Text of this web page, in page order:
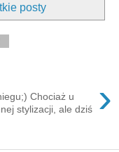
posty
›
Chociaż u
stylizacji, ale dziś